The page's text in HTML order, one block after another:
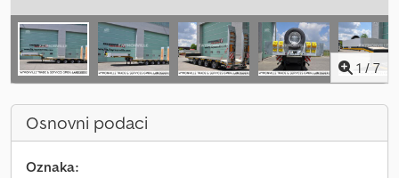
1 / 7
Osnovni podaci
Oznaka: